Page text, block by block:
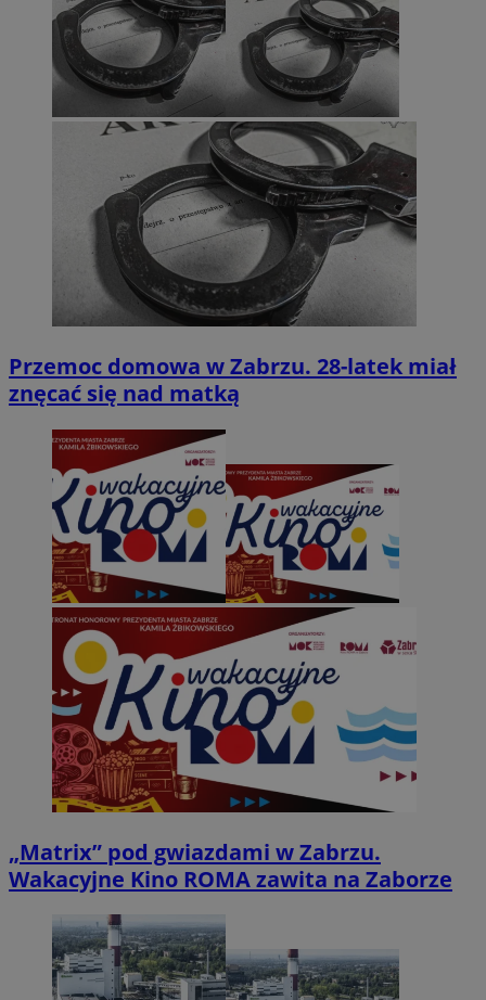
Przemoc domowa w Zabrzu. 28-latek miał
znęcać się nad matką
„Matrix” pod gwiazdami w Zabrzu.
Wakacyjne Kino ROMA zawita na Zaborze